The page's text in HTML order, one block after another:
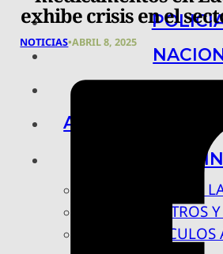
ARTE, CIENCIA Y
BAJO
RASTROS
VÍNCULOS
exhibe crisis en el
NOTICIAS•ABRIL 8, 2025